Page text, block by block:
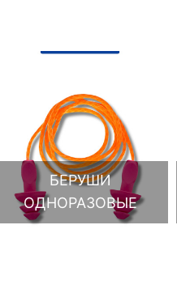
БЕРУШИ
ОДНОРАЗОВЫЕ